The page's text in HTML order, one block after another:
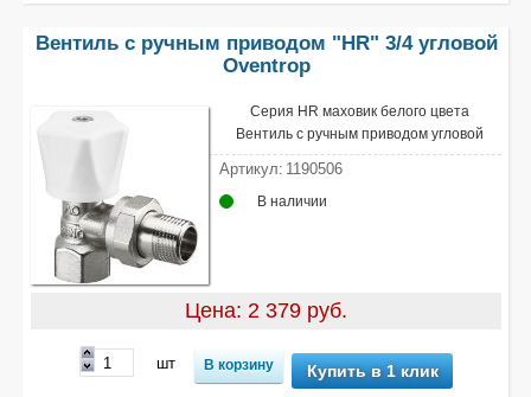
Вентиль с ручным приводом "HR" 3/4 угловой
Oventrop
Серия HR маховик белого цвета
Вентиль с ручным приводом угловой
Артикул: 1190506
В наличии
Цена: 2 379 руб.
шт Купить в 1 клик